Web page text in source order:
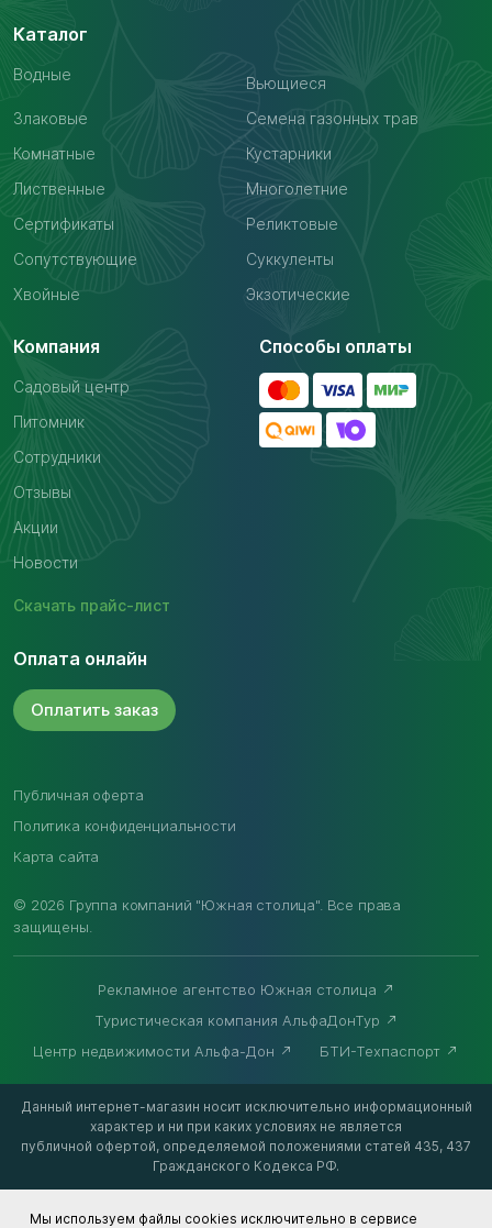
Каталог
Водные
Вьющиеся
Злаковые
Семена газонных трав
Комнатные
Кустарники
Лиственные
Многолетние
Сертификаты
Реликтовые
Сопутствующие
Суккуленты
Хвойные
Экзотические
Компания
Садовый центр
Питомник
Сотрудники
Отзывы
Акции
Новости
Скачать прайс-лист
Способы оплаты
Оплата онлайн
Оплатить заказ
© 2026 Группа компаний "Южная столица". Все права
защищены.
Публичная оферта
Политика конфиденциальности
Карта сайта
Рекламное агентство Южная столица
Туристическая компания АльфаДонТур
Центр недвижимости Альфа-Дон
БТИ-Техпаспорт
Данный интернет-магазин носит исключительно информационный
характер и ни при каких условиях не является
публичной офертой, определяемой положениями статей 435, 437
Гражданского Кодекса РФ.
Мы используем файлы cookies исключительно в сервисе